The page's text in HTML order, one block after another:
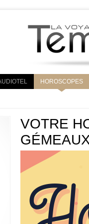
HOROSCOPES
VOTRE